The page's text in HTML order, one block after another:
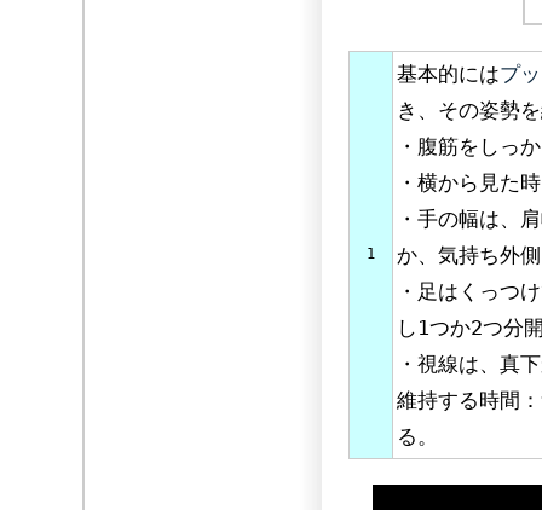
1
基本的にはプ
き、その姿勢
・腹筋をしっ
・横から見た
・手の幅は、
か、気持ち外
・足はくっつ
し1つか2つ分
・視線は、真
維持する時間
る。